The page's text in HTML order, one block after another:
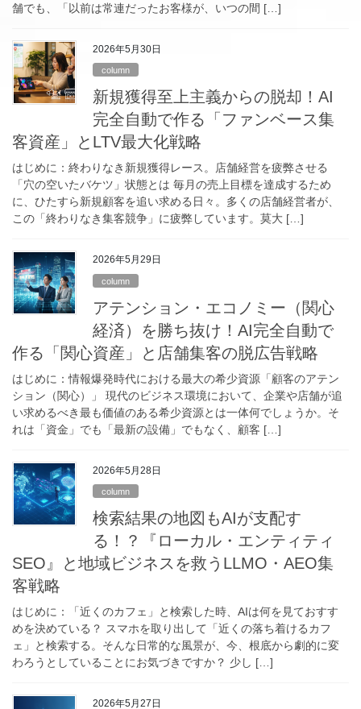
舗でも、「以前は常連だったお客様が、いつの間 […]
2026年5月30日
column
新規獲得至上主義からの脱却！AI
完全自動で作る「ファンベース集
客資産」とLTV最大化戦略
はじめに：終わりなき新規獲得レース。店舗経営を疲弊させる
「穴の空いたバケツ」状態とは 毎月の売上目標を達成するため
に、ひたすら新規顧客を追い求める日々。多くの店舗経営者が、
この「終わりなき集客競争」に疲弊しています。莫大 […]
2026年5月29日
column
アテンション・エコノミー（関心
経済）を勝ち抜け！AI完全自動で
作る「関心資産」と店舗集客の脱広告戦略
はじめに：情報爆発時代における最大の希少資源「顧客のアテン
ション（関心）」 現代のビジネス環境において、企業や店舗が追
い求めるべき最も価値のある希少資源とは一体何でしょうか。そ
れは「資金」でも「最新の設備」でもなく、顧客 […]
2026年5月28日
column
検索結果の地図もAIが支配す
る！？『ローカル・エンティティ
SEO』と地域ビジネスを救うLLMO・AEO集
客戦略
はじめに：「近くのカフェ」と検索した時、AIは何を見ておすす
めを決めている？ スマホを取り出して「近くの落ち着けるカフ
ェ」と検索する。そんな日常的な風景が、今、根底から劇的に変
わろうとしていることにお気づきですか？ 少し […]
2026年5月27日